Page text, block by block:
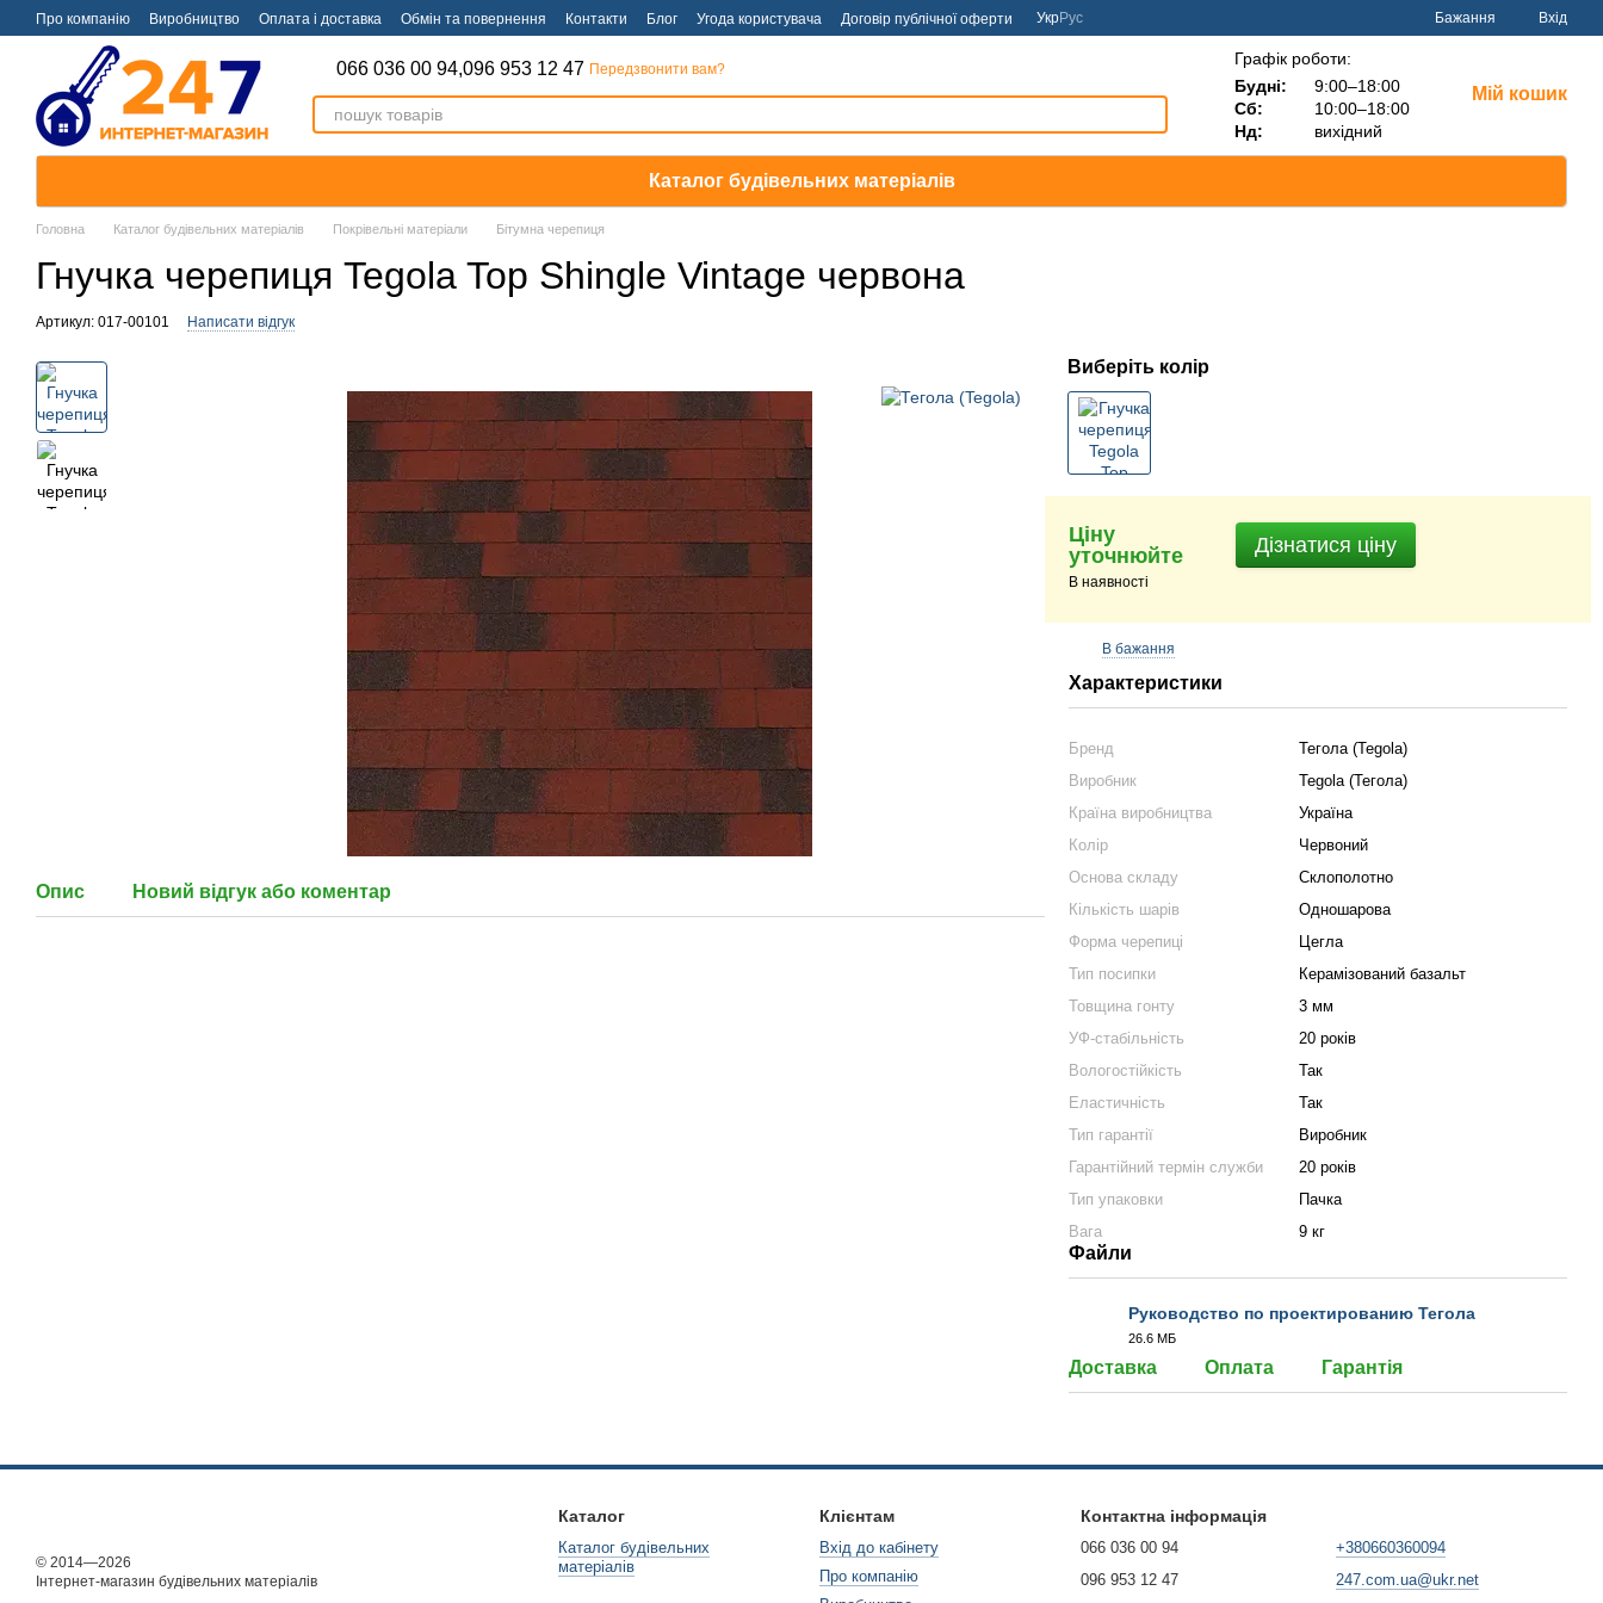
Перейти к основному контенту
Про компанію Виробництво Оплата і доставка Обмін та повернення Контакти Блог Угода користувача Договір публічної оферти УкрРус Бажання Вхід
066 036 00 94,096 953 12 47 Передзвонити вам?
Графік роботи:
Будні:
9:00–18:00
Сб:
10:00–18:00
Нд:
вихідний
Мій кошик
Каталог будівельних матеріалів
Головна Каталог будівельних матеріалів Покрівельні матеріали Бітумна черепиця
Гнучка черепиця Tegola Top Shingle Vintage червона
Артикул: 017-00101 Написати відгук
Опис Новий відгук або коментар
Виберіть колір
Ціну
уточнюйте
В наявності
Дізнатися ціну
В бажання
Характеристики
Бренд
Тегола (Tegola)
Виробник
Tegola (Тегола)
Країна виробництва
Україна
Колір
Червоний
Основа складу
Склополотно
Кількість шарів
Одношарова
Форма черепиці
Цегла
Тип посипки
Керамізований базальт
Товщина гонту
3 мм
УФ-стабільність
20 років
Вологостійкість
Так
Еластичність
Так
Тип гарантії
Виробник
Гарантійний термін служби
20 років
Тип упаковки
Пачка
Вага
9 кг
Файли
Руководство по проектированию Тегола
26.6 МБ
Доставка Оплата Гарантія
© 2014—2026
Інтернет-магазин будівельних матеріалів
Каталог
Каталог будівельних
матеріалів
Клієнтам
Вхід до кабінету
Про компанію
Контактна інформація
066 036 00 94
096 953 12 47
+380660360094
247.com.ua@ukr.net